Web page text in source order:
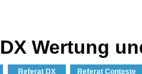
DX Wertung
Referat DX Referat Conteste